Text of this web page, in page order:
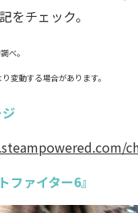
をチェック。
べ。
変動する場合があります。
ファイター6』